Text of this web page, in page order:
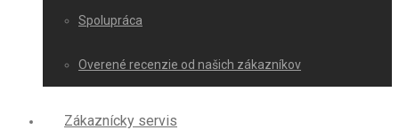
Spolupráca
Overené recenzie od našich zákazníkov
Zákaznícky servis